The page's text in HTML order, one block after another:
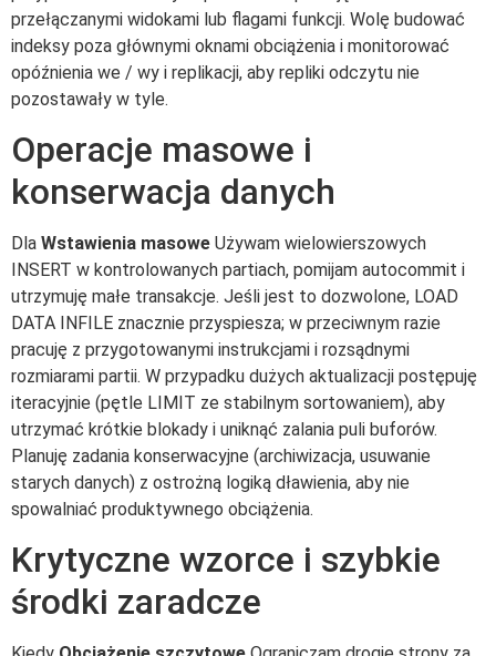
przełączanymi widokami lub flagami funkcji. Wolę budować
indeksy poza głównymi oknami obciążenia i monitorować
opóźnienia we / wy i replikacji, aby repliki odczytu nie
pozostawały w tyle.
Operacje masowe i
konserwacja danych
Dla Wstawienia masowe Używam wielowierszowych
INSERT w kontrolowanych partiach, pomijam autocommit i
utrzymuję małe transakcje. Jeśli jest to dozwolone, LOAD
DATA INFILE znacznie przyspiesza; w przeciwnym razie
pracuję z przygotowanymi instrukcjami i rozsądnymi
rozmiarami partii. W przypadku dużych aktualizacji postępuję
iteracyjnie (pętle LIMIT ze stabilnym sortowaniem), aby
utrzymać krótkie blokady i uniknąć zalania puli buforów.
Planuję zadania konserwacyjne (archiwizacja, usuwanie
starych danych) z ostrożną logiką dławienia, aby nie
spowalniać produktywnego obciążenia.
Krytyczne wzorce i szybkie
środki zaradcze